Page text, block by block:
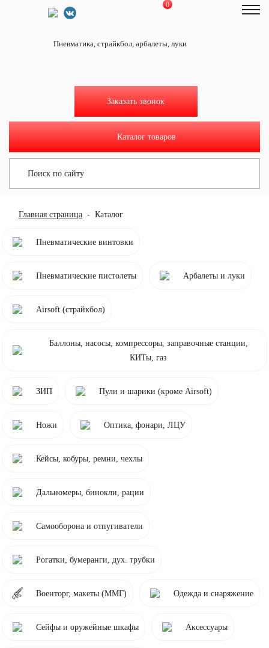
Мастерская
Мой кабинет
Пневматика, страйкбол, арбалеты, луки
Заказать звонок
0
Каталог товаров
Главная страница Каталог
Пневматические винтовки
Пневматические пистолеты Арбалеты и луки
Airsoft (страйкбол)
Баллоны, насосы, компрессоры, заправочные станции,
КИТы, газ
ЗИП Пули и шарики (кроме Airsoft)
Ножи Оптика, фонари, ЛЦУ
Кейсы, кобуры, ремни, чехлы
Дальномеры, бинокли, рации
Самооборона и отпугиватели
Рогатки, бумеранги, дух. трубки
Военторг, макеты (ММГ) Одежда и снаряжение
Сейфы и оружейные шкафы Аксессуары